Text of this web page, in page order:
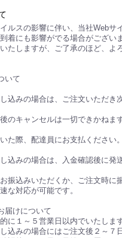
ルスの影響に伴い、当社Webサ
着にも影響がでる場合がござい
たしますが、ご了承のほど、よ
いて
込みの場合は、ご注文いただき
のキャンセルは一切できかねま
た際、配達員にお支払ください。
込みの場合は、入金確認後に発
振込みいただくか、ご注文時に
な対応が可能です。
届けについて
に１～５営業日以内でいたします
込みの場合にはご注文後２～７